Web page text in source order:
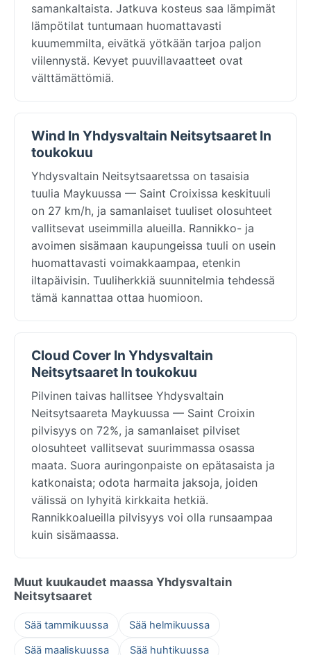
samankaltaista. Jatkuva kosteus saa lämpimät
lämpötilat tuntumaan huomattavasti
kuumemmilta, eivätkä yötkään tarjoa paljon
viilennystä. Kevyet puuvillavaatteet ovat
välttämättömiä.
Wind In Yhdysvaltain Neitsytsaaret In
toukokuu
Yhdysvaltain Neitsytsaaretssa on tasaisia
tuulia Maykuussa — Saint Croixissa keskituuli
on 27 km/h, ja samanlaiset tuuliset olosuhteet
vallitsevat useimmilla alueilla. Rannikko- ja
avoimen sisämaan kaupungeissa tuuli on usein
huomattavasti voimakkaampaa, etenkin
iltapäivisin. Tuuliherkkiä suunnitelmia tehdessä
tämä kannattaa ottaa huomioon.
Cloud Cover In Yhdysvaltain
Neitsytsaaret In toukokuu
Pilvinen taivas hallitsee Yhdysvaltain
Neitsytsaareta Maykuussa — Saint Croixin
pilvisyys on 72%, ja samanlaiset pilviset
olosuhteet vallitsevat suurimmassa osassa
maata. Suora auringonpaiste on epätasaista ja
katkonaista; odota harmaita jaksoja, joiden
välissä on lyhyitä kirkkaita hetkiä.
Rannikkoalueilla pilvisyys voi olla runsaampaa
kuin sisämaassa.
Muut kuukaudet maassa Yhdysvaltain
Neitsytsaaret
Sää tammikuussa
Sää helmikuussa
Sää maaliskuussa
Sää huhtikuussa